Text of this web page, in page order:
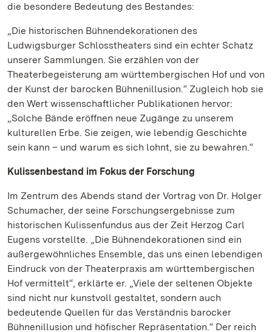
die besondere Bedeutung des Bestandes:
„Die historischen Bühnendekorationen des
Ludwigsburger Schlosstheaters sind ein echter Schatz
unserer Sammlungen. Sie erzählen von der
Theaterbegeisterung am württembergischen Hof und von
der Kunst der barocken Bühnenillusion.“ Zugleich hob sie
den Wert wissenschaftlicher Publikationen hervor:
„Solche Bände eröffnen neue Zugänge zu unserem
kulturellen Erbe. Sie zeigen, wie lebendig Geschichte
sein kann – und warum es sich lohnt, sie zu bewahren.“
Kulissenbestand im Fokus der Forschung
Im Zentrum des Abends stand der Vortrag von Dr. Holger
Schumacher, der seine Forschungsergebnisse zum
historischen Kulissenfundus aus der Zeit Herzog Carl
Eugens vorstellte. „Die Bühnendekorationen sind ein
außergewöhnliches Ensemble, das uns einen lebendigen
Eindruck von der Theaterpraxis am württembergischen
Hof vermittelt“, erklärte er. „Viele der seltenen Objekte
sind nicht nur kunstvoll gestaltet, sondern auch
bedeutende Quellen für das Verständnis barocker
Bühnenillusion und höfischer Repräsentation.“ Der reich